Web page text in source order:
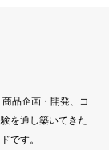
品企画・開発、コ
を通し築いてきた
です。